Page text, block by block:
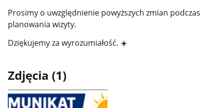
Prosimy o uwzględnienie powyższych zmian podczas
planowania wizyty.
Dziękujemy za wyrozumiałość. ☀️
Zdjęcia (1)